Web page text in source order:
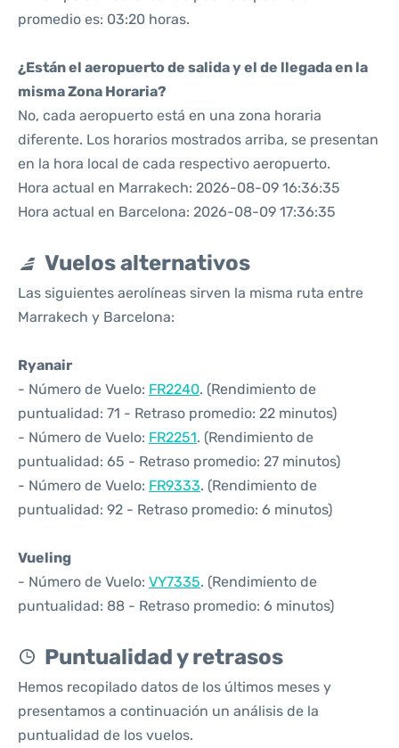
promedio es: 03:20 horas.
¿Están el aeropuerto de salida y el de llegada en la
misma Zona Horaria?
No, cada aeropuerto está en una zona horaria
diferente. Los horarios mostrados arriba, se presentan
en la hora local de cada respectivo aeropuerto.
Hora actual en Marrakech: 2026-08-09 16:36:35
Hora actual en Barcelona: 2026-08-09 17:36:35
Vuelos alternativos
Las siguientes aerolíneas sirven la misma ruta entre
Marrakech y Barcelona:
Ryanair
- Número de Vuelo: FR2240. (Rendimiento de
puntualidad: 71 - Retraso promedio: 22 minutos)
- Número de Vuelo: FR2251. (Rendimiento de
puntualidad: 65 - Retraso promedio: 27 minutos)
- Número de Vuelo: FR9333. (Rendimiento de
puntualidad: 92 - Retraso promedio: 6 minutos)
Vueling
- Número de Vuelo: VY7335. (Rendimiento de
puntualidad: 88 - Retraso promedio: 6 minutos)
Puntualidad y retrasos
Hemos recopilado datos de los últimos meses y
presentamos a continuación un análisis de la
puntualidad de los vuelos.